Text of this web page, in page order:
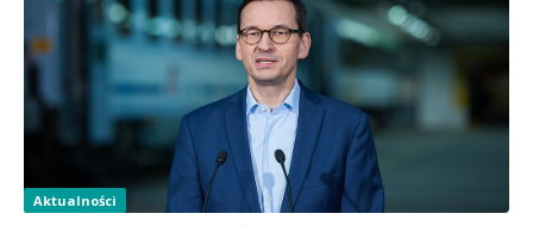
Aktualności